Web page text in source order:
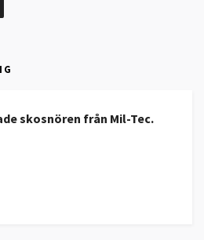
skosnören från Mil-Tec.